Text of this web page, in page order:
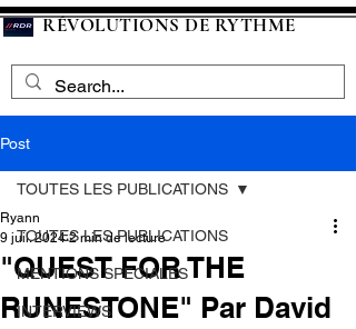
RÉVOLUTIONS DE RYTHME
Post
TOUTES LES PUBLICATIONS
MENTIONS SPECIALES
INTERVIEWS
TOUTES LES PUBLICATIONS
"QUEST FOR THE
RUNESTONE" Par David
Ryann
9 juil. 2024 2 min de lecture